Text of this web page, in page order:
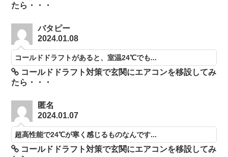
たら・・・
バタピー
2024.01.08
コールドドラフトがあると、室温24℃でも...
コールドドラフト対策で玄関にエアコンを移設してみ
たら・・・
匿名
2024.01.07
超高性能で24℃が寒く感じるものなんです...
コールドドラフト対策で玄関にエアコンを移設してみ